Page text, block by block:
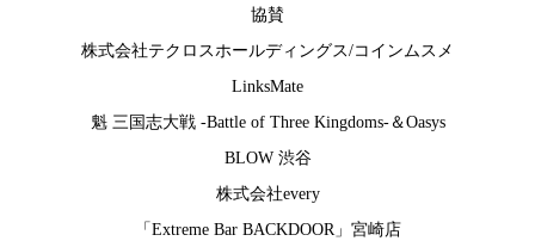
協賛
株式会社テクロスホールディングス/コインムスメ
LinksMate
魁 三国志大戦 -Battle of Three Kingdoms-＆Oasys
BLOW 渋谷
株式会社every
「Extreme Bar BACKDOOR」宮崎店